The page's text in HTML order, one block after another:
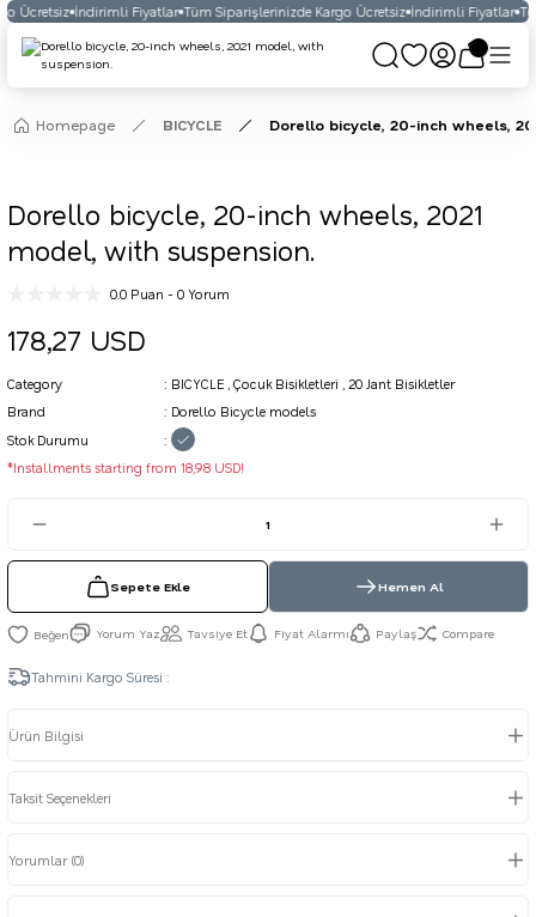
Ücretsiz İndirimli Fiyatlar Tüm Siparişlerinizde Kargo Ücretsiz İndirimli Fiyatlar
Homepage BICYCLE Dorello bicycle, 20-inch wheels,
Dorello bicycle, 20-inch wheels, 2021
model, with suspension.
0.0 Puan - 0 Yorum
178,27 USD
Category BICYCLE , Çocuk Bisikletleri , 20 Jant Bisikletler
Brand
Dorello Bicycle models
Stok Durumu
*Installments starting from 18,98 USD!
Sepete Ekle Hemen Al
Yorum Yaz Tavsiye Et Fiyat Alarmı Paylaş Compare
Tahmini Kargo Süresi :
Ürün Bilgisi
Taksit Seçenekleri
Yorumlar (0)